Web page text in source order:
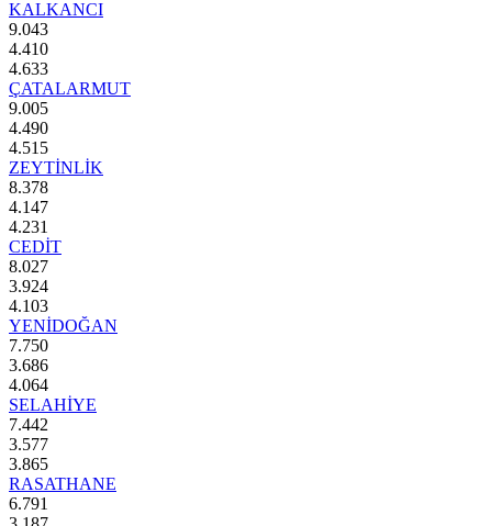
KALKANCI
9.043
4.410
4.633
ÇATALARMUT
9.005
4.490
4.515
ZEYTİNLİK
8.378
4.147
4.231
CEDİT
8.027
3.924
4.103
YENİDOĞAN
7.750
3.686
4.064
SELAHİYE
7.442
3.577
3.865
RASATHANE
6.791